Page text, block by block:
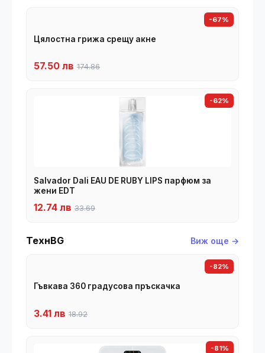
-67%
Цялостна грижа срещу акне
57.50 лв 174.86
-62%
Salvador Dali EAU DE RUBY LIPS парфюм за
жени EDT
12.74 лв 33.69
ТехнBG Виж още →
-82%
Гъвкава 360 градусова пръскачка
3.41 лв 18.92
-81%